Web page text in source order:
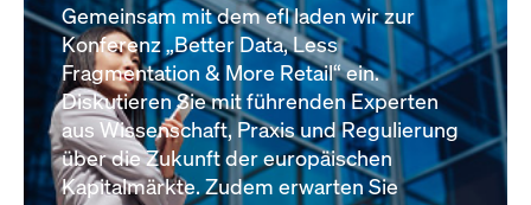
Gemeinsam mit dem efl laden wir zur
Konferenz „Better Data, Less
Fragmentation & More Retail“ ein.
Diskutieren Sie mit führenden Experten
aus Wissenschaft, Praxis und Regulierung
über die Zukunft der europäischen
Kapitalmärkte. Zudem erwarten Sie